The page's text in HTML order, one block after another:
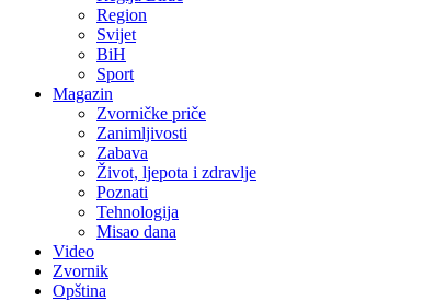
Region
Svijet
BiH
Sport
Magazin
Zvorničke priče
Zanimljivosti
Zabava
Život, ljepota i zdravlje
Poznati
Tehnologija
Misao dana
Video
Zvornik
Opština